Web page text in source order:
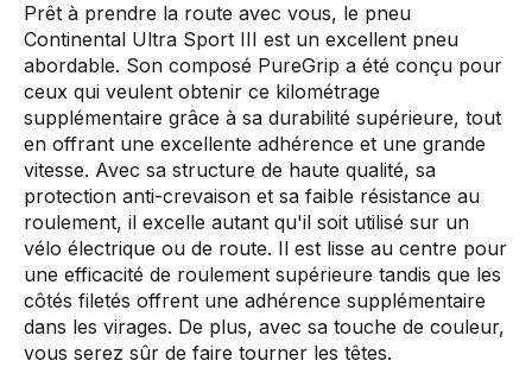
Prêt à prendre la route avec vous, le pneu
Continental Ultra Sport III est un excellent pneu
abordable. Son composé PureGrip a été conçu pour
ceux qui veulent obtenir ce kilométrage
supplémentaire grâce à sa durabilité supérieure, tout
en offrant une excellente adhérence et une grande
vitesse. Avec sa structure de haute qualité, sa
protection anti-crevaison et sa faible résistance au
roulement, il excelle autant qu'il soit utilisé sur un
vélo électrique ou de route. Il est lisse au centre pour
une efficacité de roulement supérieure tandis que les
côtés filetés offrent une adhérence supplémentaire
dans les virages. De plus, avec sa touche de couleur,
vous serez sûr de faire tourner les têtes.